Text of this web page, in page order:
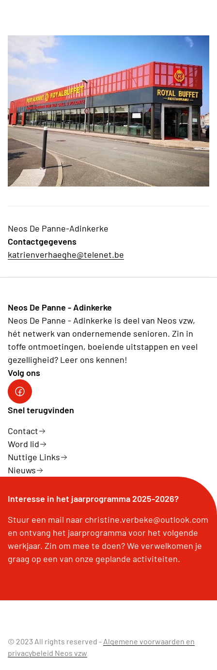
Neos De Panne-Adinkerke
Contactgegevens
katrienverhaeghe@telenet.be
Neos De Panne - Adinkerke
Neos De Panne - Adinkerke is deel van Neos vzw,
hét netwerk van ondernemende senioren. Zin in
toffe ontmoetingen, boeiende uitstappen en veel
gezelligheid? Leer ons kennen!
Volg ons
Facebookpagina Neos De Panne - Adinkerke
Snel terugvinden
Contact
Word lid
Nuttige Links
Nieuws
Interesse in het jaarprogramma 2025-2026?
Stuur een mail naar christine.verbeke@outlook.com
en ontvang het jaarprogramma voor het volgende
werkjaar. Zin om mee te doen? We verwelkomen je
graag op een van onze geplande activiteiten.
© 2023 All rights reserved - Algemene voorwaarden en
privacybeleid Neos vzw